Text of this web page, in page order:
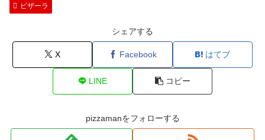
ピザーラ
シェアする
X Facebook はてブ
LINE コピー
pizzamanをフォローする